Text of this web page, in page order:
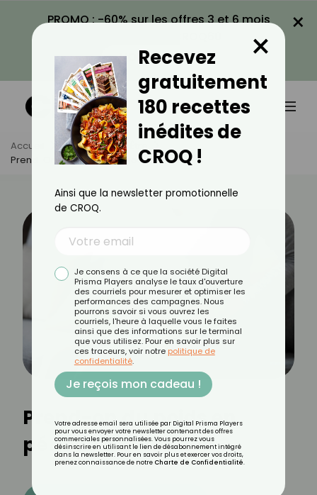
PROMO : -60% sur les offres 3 et 6 mois
VOIR LA PROMO
×
Accueil Actus
Bien-Être
Prend-On Du Poids En Période D'ovulation ?
Prend-on du poids en
période d'ovulation ?
Recevez
gratuitement
180 recettes
inédites de
CROQ !
×
Ainsi que la newsletter promotionnelle
de CROQ.
Je consens à ce que la société Digital
Prisma Players analyse le taux d'ouverture
des courriels pour mesurer et optimiser les
performances des campagnes. Nous
pourrons savoir si vous ouvrez les
courriels, l'heure à laquelle vous le faites
ainsi que des informations sur le terminal
que vous utilisez. Pour en savoir plus sur
ces traceurs, voir notre politique de
confidentialité.
Je reçois mon cadeau !
Votre adresse email sera utilisée par Digital Prisma Players
pour vous envoyer votre newsletter contenant des offres
commerciales personnalisées. Vous pourrez vous
désinscrire en utilisant le lien de désabonnement intégré
dans la newsletter. Pour en savoir plus et exercer vos droits,
prenez connaissance de notre Charte de Confidentialité.